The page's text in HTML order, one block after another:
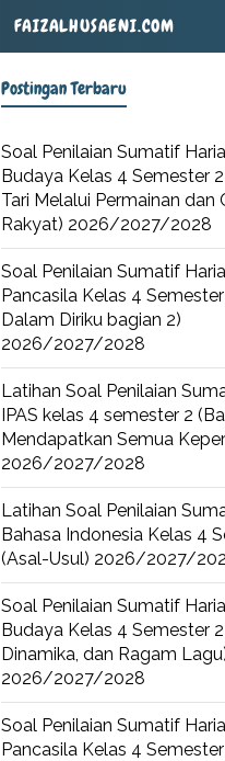
FAIZALHUSAENI.COM
Postingan Terbaru
Soal Penilaian Sumatif
Budaya Kelas 4 Semester
Tari Melalui Permainan dan
Rakyat) 2026/2027/2028
Soal Penilaian Sumatif
Pancasila Kelas 4
Dalam Diriku bagian 2)
2026/2027/2028
Latihan Soal Penilaian
IPAS kelas 4 semester 2
Mendapatkan Semua
2026/2027/2028
Latihan Soal Penilaian
Bahasa Indonesia Kelas 4
(Asal-Usul) 2026/2027/
Soal Penilaian Sumatif
Budaya Kelas 4 Semester
Dinamika, dan Ragam
2026/2027/2028
Soal Penilaian Sumatif
Pancasila Kelas 4